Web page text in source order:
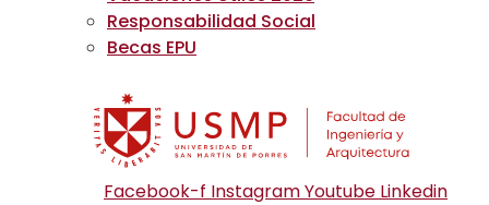
Responsabilidad Social
Becas EPU
Facebook-f InstagramYoutube Linkedin